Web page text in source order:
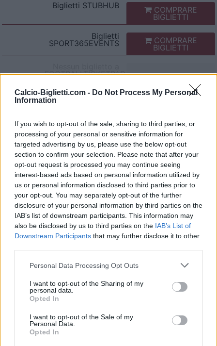
Calcio-Biglietti.com - Do Not Process My Personal
Information
If you wish to opt-out of the sale, sharing to third parties, or
processing of your personal or sensitive information for
targeted advertising by us, please use the below opt-out
section to confirm your selection. Please note that after your
opt-out request is processed you may continue seeing
interest-based ads based on personal information utilized by
us or personal information disclosed to third parties prior to
your opt-out. You may separately opt-out of the further
disclosure of your personal information by third parties on the
IAB’s list of downstream participants. This information may
also be disclosed by us to third parties on the IAB’s List of
Downstream Participants that may further disclose it to other
Personal Data Processing Opt Outs
I want to opt-out of the Sharing of my
personal data.
Opted In
I want to opt-out of the Sale of my
Personal Data.
Opted In
Biglietti STUBHUB COMPRARE
BIGLIETTI
Biglietti
SPORT365EVENTS COMPRARE
BIGLIETTI
FOOTBALLTICKETPAD
BigliettiVIAGOGO COMPRARE
Nessun biglietto a
FOOTBALLTICKETNET
Nessun biglietto a
P1TRAVEL
Nessun biglietto a
CDISCOUNT
Nessun biglietto a
TICKETMASTER
Nessun biglietto a
FNAC
Nessun biglietto a
CARREFOUR
Partite Irlanda del Nord Ungheria
2023
Irlanda del
1-1 Ungheria
2023 Ungheria
Irlanda del